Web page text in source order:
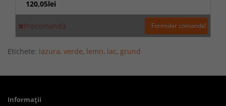
120,05lei
Precomandă Formular comanda!
Etichete: lazura, verde, lemn, lac, grund
Informaţii